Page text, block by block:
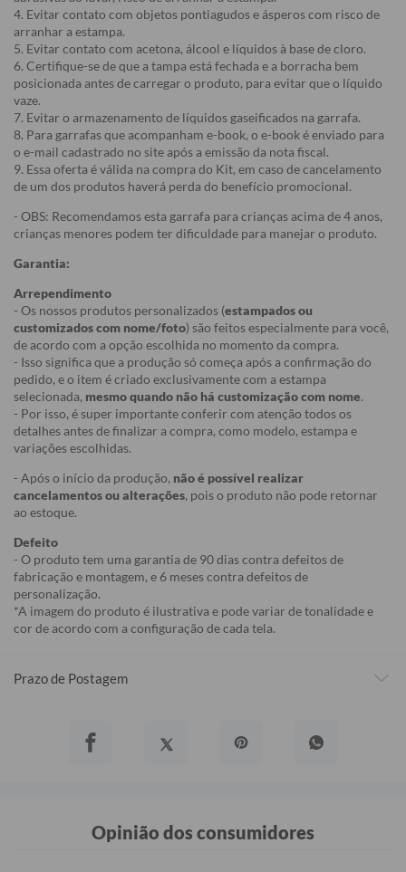
4. Evitar contato com objetos pontiagudos e ásperos com risco de
arranhar a estampa.
5. Evitar contato com acetona, álcool e líquidos à base de cloro.
6. Certifique-se de que a tampa está fechada e a borracha bem
posicionada antes de carregar o produto, para evitar que o líquido
vaze.
7. Evitar o armazenamento de líquidos gaseificados na garrafa.
8. Para garrafas que acompanham e-book, o e-book é enviado para
o e-mail cadastrado no site após a emissão da nota fiscal.
9. Essa oferta é válida na compra do Kit, em caso de cancelamento
de um dos produtos haverá perda do benefício promocional.
- OBS: Recomendamos esta garrafa para crianças acima de 4 anos,
crianças menores podem ter dificuldade para manejar o produto.
Garantia:
Arrependimento
- Os nossos produtos personalizados (estampados ou
customizados com nome/foto) são feitos especialmente para você,
de acordo com a opção escolhida no momento da compra.
- Isso significa que a produção só começa após a confirmação do
pedido, e o item é criado exclusivamente com a estampa
selecionada, mesmo quando não há customização com nome.
- Por isso, é super importante conferir com atenção todos os
detalhes antes de finalizar a compra, como modelo, estampa e
variações escolhidas.
- Após o início da produção, não é possível realizar
cancelamentos ou alterações, pois o produto não pode retornar
ao estoque.
Defeito
- O produto tem uma garantia de 90 dias contra defeitos de
fabricação e montagem, e 6 meses contra defeitos de
personalização.
*A imagem do produto é ilustrativa e pode variar de tonalidade e
cor de acordo com a configuração de cada tela.
Prazo de Postagem
Opinião dos consumidores